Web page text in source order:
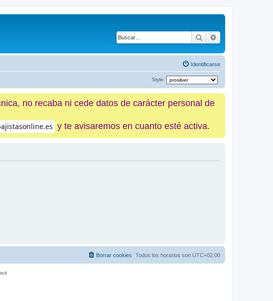
Buscar
Identificarse
Style:
no recaba ni cede datos de carácter personal de
y te avisaremos en cuanto esté activa.
Todos los horarios son UTC+02:00
Borrar cookies